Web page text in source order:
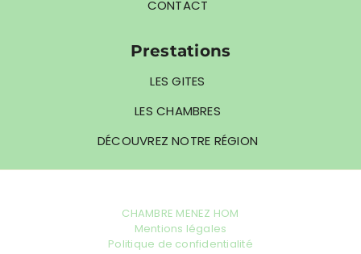
CONTACT
Prestations
LES GITES
LES CHAMBRES
DÉCOUVREZ NOTRE RÉGION
CHAMBRE MENEZ HOM
Mentions légales
Politique de confidentialité